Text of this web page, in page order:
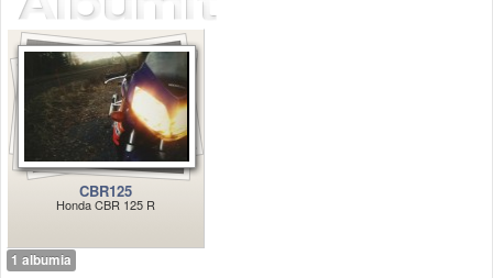
TIETOPANKKI
TAPAHTUMAT
MP15 kuvia
MP14 kuvia
MP13 kuvia
ACS 2015 kuvia
Lisää uusi tapahtuma
UUTISET
Helsingin sää
CBR125
Honda CBR 125 R
1 albumia